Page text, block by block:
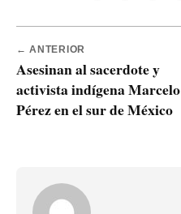
← ANTERIOR
Asesinan al sacerdote y
activista indígena Marcelo
Pérez en el sur de México